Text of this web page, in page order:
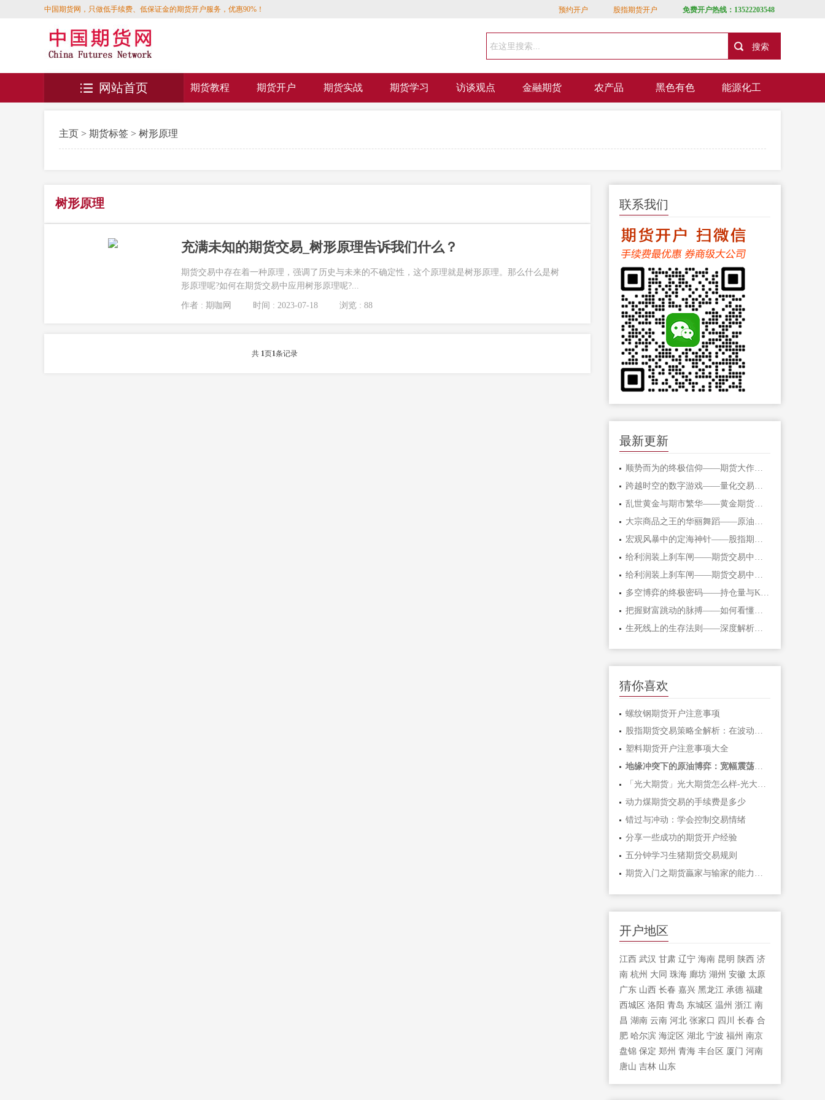
中国期货网，只做低手续费、低保证金的期货开户服务，优惠90%！ 预约开户 股指期货开户 免费开户热线：13522203548
期货教程 期货开户 期货实战 期货学习 访谈观点 金融期货 农产品 黑色有色 能源化工
网站首页
主页 > 期货标签 > 树形原理
树形原理
充满未知的期货交易_树形原理告诉我们什么？
期货交易中存在着一种原理，强调了历史与未来的不确定性，这个原理就是树形原理。那么什么是树
形原理呢?如何在期货交易中应用树形原理呢?...
作者 : 期咖网 时间 : 2023-07-18 浏览 : 88
共 1页1条记录
联系我们
最新更新
顺势而为的终极信仰——期货大作手的修
跨越时空的数字游戏——量化交易在期货
乱世黄金与期市繁华——黄金期货的避险
大宗商品之王的华丽舞蹈——原油期货的
宏观风暴中的定海神针——股指期货的对
给利润装上刹车闸——期货交易中不可逾
把握财富跳动的脉搏——如何看懂期货主
生死线上的生存法则——深度解析期货爆
猜你喜欢
螺纹钢期货开户注意事项
股指期货交易策略全解析：在波动市场中
塑料期货开户注意事项大全
地缘冲突下的原油博弈：宽幅震荡中如何
「光大期货」光大期货怎么样-光大期货手
动力煤期货交易的手续费是多少
错过与冲动：学会控制交易情绪
分享一些成功的期货开户经验
五分钟学习生猪期货交易规则
开户地区
江西 武汉 甘肃 辽宁 海南 昆明 陕西 济
南 杭州 大同 珠海 廊坊 湖州 安徽 太原
广东 山西 长春 嘉兴 黑龙江 承德 福建
西城区 洛阳 青岛 东城区 温州 浙江 南
昌 湖南 云南 河北 张家口 四川 长春 合
肥 哈尔滨 海淀区 湖北 宁波 福州 南京
盘锦 保定 郑州 青海 丰台区 厦门 河南
唐山 吉林 山东